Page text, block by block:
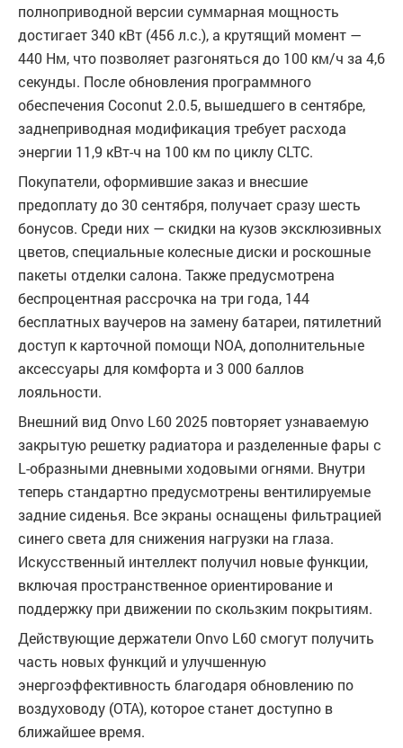
полноприводной версии суммарная мощность
достигает 340 кВт (456 л.с.), а крутящий момент —
440 Нм, что позволяет разгоняться до 100 км/ч за 4,6
секунды. После обновления программного
обеспечения Coconut 2.0.5, вышедшего в сентябре,
заднеприводная модификация требует расхода
энергии 11,9 кВт-ч на 100 км по циклу CLTC.
Покупатели, оформившие заказ и внесшие
предоплату до 30 сентября, получает сразу шесть
бонусов. Среди них — скидки на кузов эксклюзивных
цветов, специальные колесные диски и роскошные
пакеты отделки салона. Также предусмотрена
беспроцентная рассрочка на три года, 144
бесплатных ваучеров на замену батареи, пятилетний
доступ к карточной помощи NOA, дополнительные
аксессуары для комфорта и 3 000 баллов
лояльности.
Внешний вид Onvo L60 2025 повторяет узнаваемую
закрытую решетку радиатора и разделенные фары с
L-образными дневными ходовыми огнями. Внутри
теперь стандартно предусмотрены вентилируемые
задние сиденья. Все экраны оснащены фильтрацией
синего света для снижения нагрузки на глаза.
Искусственный интеллект получил новые функции,
включая пространственное ориентирование и
поддержку при движении по скользким покрытиям.
Действующие держатели Onvo L60 смогут получить
часть новых функций и улучшенную
энергоэффективность благодаря обновлению по
воздуховоду (OTA), которое станет доступно в
ближайшее время.